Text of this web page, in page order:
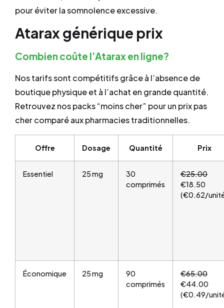
pour éviter la somnolence excessive.
Atarax générique prix
Combien coûte l’Atarax en ligne?
Nos tarifs sont compétitifs grâce à l’absence de
boutique physique et à l’achat en grande quantité.
Retrouvez nos packs “moins cher” pour un prix pas
cher comparé aux pharmacies traditionnelles.
Offre Dosage Quantité Prix
Essentiel 25 mg
30
comprimés
€25.00
€18.50
(€0.62/
Économique 25 mg
90
comprimés
€65.00
€44.00
(€0.49/